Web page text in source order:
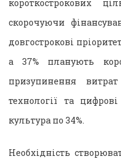
короткострокових
скорочуючи
довгострокові
а 37% планують
призупинення
технології та
культура по 34%.
Необхідність